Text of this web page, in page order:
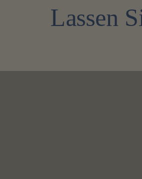
Lassen